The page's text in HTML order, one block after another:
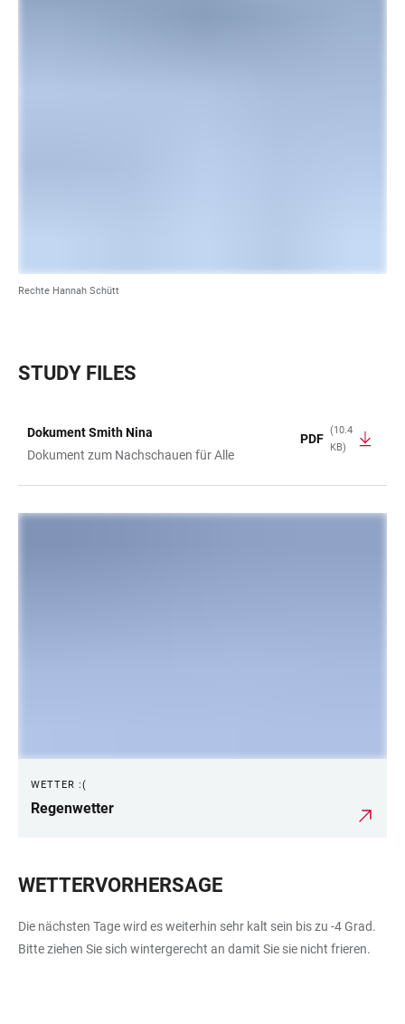
Rechte Hannah Schütt
STUDY FILES
TABLE
Dokument Smith Nina
Dokument zum Nachschauen für Alle
PDF
(10.4
KB)
WETTER :(
Regenwetter
WETTERVORHERSAGE
Die nächsten Tage wird es weiterhin sehr kalt sein bis zu -4 Grad.
Bitte ziehen Sie sich wintergerecht an damit Sie sie nicht frieren.